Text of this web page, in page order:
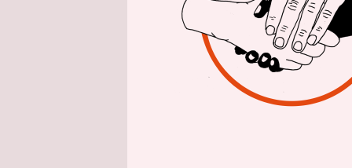
verkaufen
Ähnlich
Vergleich